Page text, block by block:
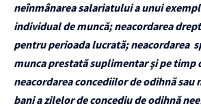
neînmânarea salariatului a unui
individual de muncă; neacordarea
pentru perioada lucrată; neacordarea
munca prestată suplimentar şi pe timp
neacordarea concediilor de odihnă sau
bani a zilelor de concediu de odihnă